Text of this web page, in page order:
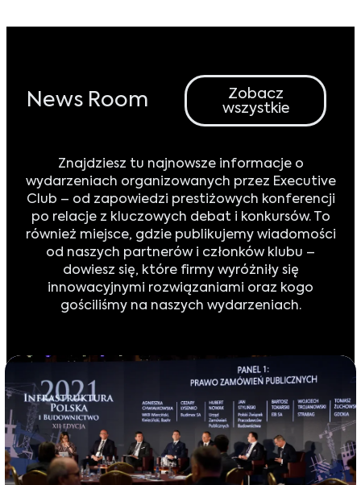
News Room
Zobacz
wszystkie
Znajdziesz tu najnowsze informacje o
wydarzeniach organizowanych przez Executive
Club – od zapowiedzi prestiżowych konferencji
po relacje z kluczowych debat i konkursów. To
również miejsce, gdzie publikujemy wiadomości
od naszych partnerów i członków klubu –
dowiesz się, które firmy wyróżniły się
innowacyjnymi rozwiązaniami oraz kogo
gościliśmy na naszych wydarzeniach.